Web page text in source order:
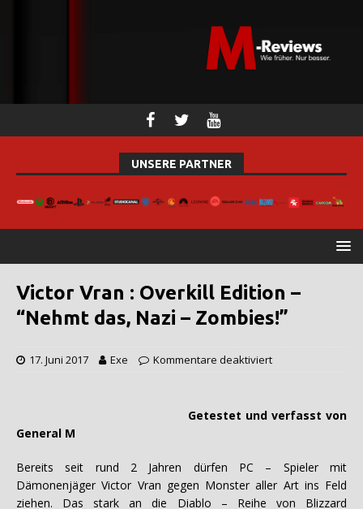
UNSERE PARTNER
Victor Vran : Overkill Edition –
“Nehmt das, Nazi – Zombies!”
17. Juni 2017 Exe Kommentare deaktiviert
Getestet und verfasst von
General M
Bereits seit rund 2 Jahren dürfen PC – Spieler mit
Dämonenjäger Victor Vran gegen Monster aller Art ins Feld
ziehen. Das stark an die Diablo – Reihe von Blizzard